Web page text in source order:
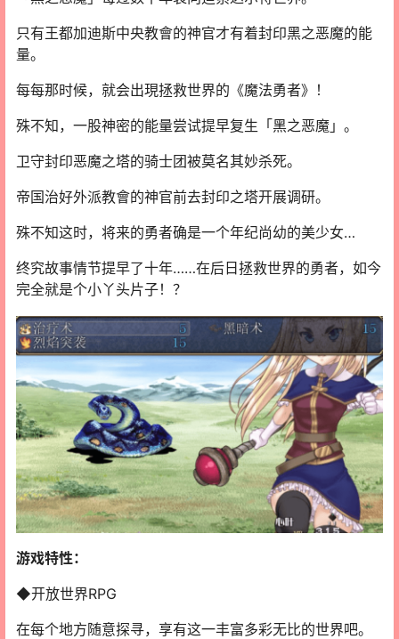
只有王都加迪斯中央教會的神官才有着封印黑之恶魔的能
量。
每每那时候，就会出現拯救世界的《魔法勇者》！
殊不知，一股神密的能量尝试提早复生「黑之恶魔」。
卫守封印恶魔之塔的骑士团被莫名其妙杀死。
帝国治好外派教會的神官前去封印之塔开展调研。
殊不知这时，将来的勇者确是一个年纪尚幼的美少女…
终究故事情节提早了十年……在后日拯救世界的勇者，如今
完全就是个小丫头片子！？
游戏特性：
◆开放世界RPG
在每个地方随意探寻，享有这一丰富多彩无比的世界吧。